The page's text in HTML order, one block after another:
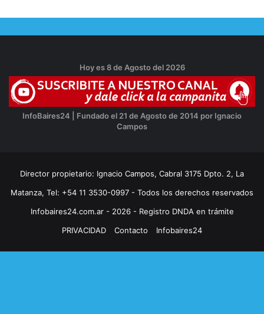
Hoy es 8 de Agosto del 2026
InfoBaires24 | Fundado el 21 de Agosto de 2014 por Ignacio
Campos
Director propietario: Ignacio Campos, Cabral 3175 Dpto. 2, La
Matanza, Tel: +54 11 3530-0997 - Todos los derechos reservados
Infobaires24.com.ar - 2026 - Registro DNDA en trámite
PRIVACIDAD
Contacto Infobaires24